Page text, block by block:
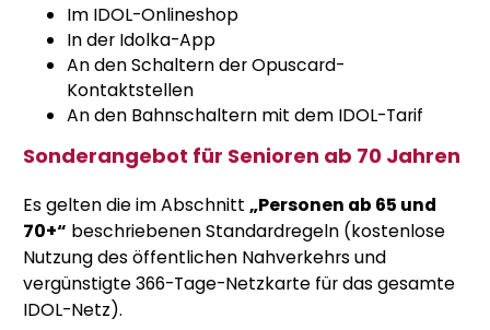
Im IDOL-Onlineshop
In der Idolka-App
An den Schaltern der Opuscard-
Kontaktstellen
An den Bahnschaltern mit dem IDOL-Tarif
Sonderangebot für Senioren ab 70 Jahren
Es gelten die im Abschnitt „Personen ab 65 und
70+“ beschriebenen Standardregeln (kostenlose
Nutzung des öffentlichen Nahverkehrs und
vergünstigte 366-Tage-Netzkarte für das gesamte
IDOL-Netz).